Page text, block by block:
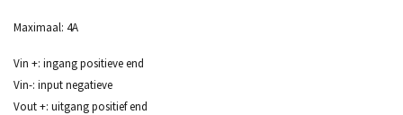
Maximaal: 4A
Vin +: ingang positieve end
Vin-: input negatieve
Vout +: uitgang positief end